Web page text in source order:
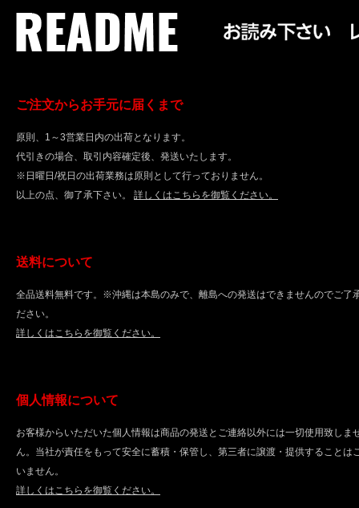
ご注文からお手元に届くまで
原則、1～3営業日内の出荷となります。
代引きの場合、取引内容確定後、発送いたします。
※日曜日/祝日の出荷業務は原則として行っておりません。
以上の点、御了承下さい。 詳しくはこちらを御覧ください。
送料について
全品送料無料です。※沖縄は本島のみで、離島への発送はできませんのでご了
ださい。
詳しくはこちらを御覧ください。
個人情報について
お客様からいただいた個人情報は商品の発送とご連絡以外には一切使用致しま
ん。当社が責任をもって安全に蓄積・保管し、第三者に譲渡・提供することは
いません。
詳しくはこちらを御覧ください。